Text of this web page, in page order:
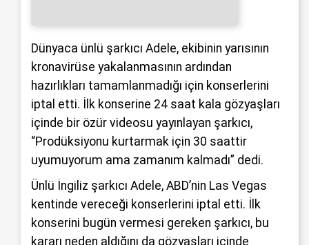
Dünyaca ünlü şarkıcı Adele, ekibinin yarısının
kronavirüse yakalanmasının ardından
hazırlıkları tamamlanmadığı için konserlerini
iptal etti. İlk konserine 24 saat kala gözyaşları
içinde bir özür videosu yayınlayan şarkıcı,
“Prodüksiyonu kurtarmak için 30 saattir
uyumuyorum ama zamanım kalmadı” dedi.
Ünlü İngiliz şarkıcı Adele, ABD’nin Las Vegas
kentinde vereceği konserlerini iptal etti. İlk
konserini bugün vermesi gereken şarkıcı, bu
kararı neden aldığını da gözyaşları içinde